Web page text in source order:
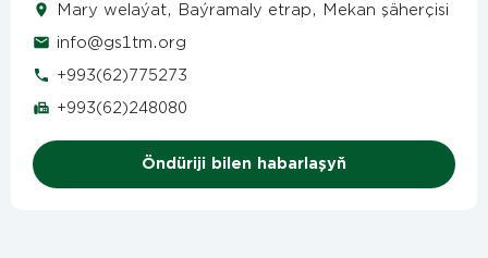
Mary welaýat, Baýramaly etrap, Mekan şäherçisi
info@gs1tm.org
+993(62)775273
+993(62)248080
Öndüriji bilen habarlaşyň